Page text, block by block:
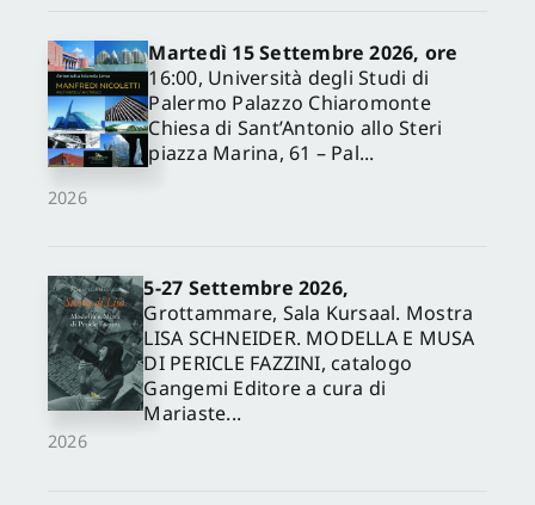
2026
Martedì 15 Settembre 2026, ore
16:00, Università degli Studi di
Palermo Palazzo Chiaromonte
Chiesa di Sant’Antonio allo Steri
piazza Marina, 61 – Pal...
2026
5-27 Settembre 2026,
Grottammare, Sala Kursaal. Mostra
LISA SCHNEIDER. MODELLA E MUSA
DI PERICLE FAZZINI, catalogo
Gangemi Editore a cura di
Mariaste...